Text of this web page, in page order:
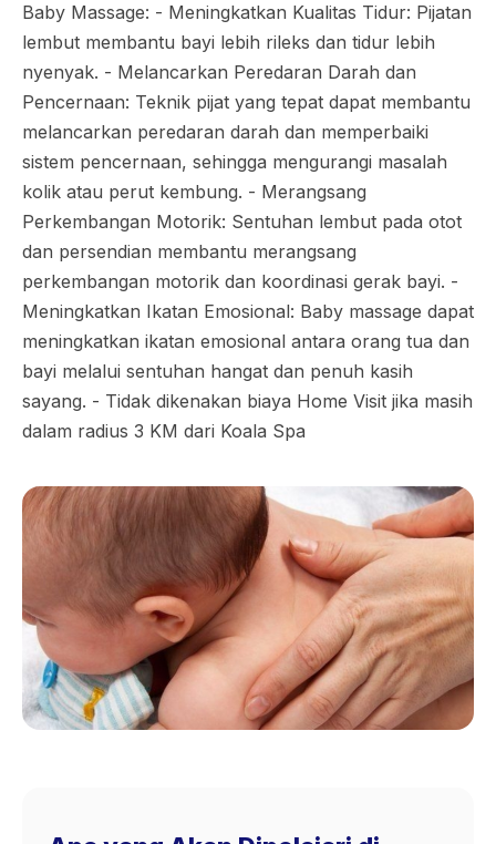
Baby Massage: - Meningkatkan Kualitas Tidur: Pijatan
lembut membantu bayi lebih rileks dan tidur lebih
nyenyak. - Melancarkan Peredaran Darah dan
Pencernaan: Teknik pijat yang tepat dapat membantu
melancarkan peredaran darah dan memperbaiki
sistem pencernaan, sehingga mengurangi masalah
kolik atau perut kembung. - Merangsang
Perkembangan Motorik: Sentuhan lembut pada otot
dan persendian membantu merangsang
perkembangan motorik dan koordinasi gerak bayi. -
Meningkatkan Ikatan Emosional: Baby massage dapat
meningkatkan ikatan emosional antara orang tua dan
bayi melalui sentuhan hangat dan penuh kasih
sayang. - Tidak dikenakan biaya Home Visit jika masih
dalam radius 3 KM dari Koala Spa